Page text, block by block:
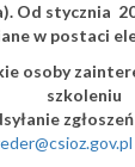
Od stycznia
w postaci
osoby
szkoleniu